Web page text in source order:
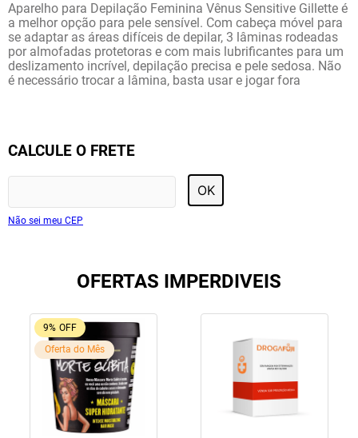
Aparelho para Depilação Feminina Vênus Sensitive Gillette é
a melhor opção para pele sensível. Com cabeça móvel para
se adaptar as áreas difíceis de depilar, 3 lâminas rodeadas
por almofadas protetoras e com mais lubrificantes para um
deslizamento incrível, depilação precisa e pele sedosa. Não
é necessário trocar a lâmina, basta usar e jogar fora
CALCULE O FRETE
OK
Não sei meu CEP
OFERTAS IMPERDIVEIS
9% OFF
Oferta do Mês